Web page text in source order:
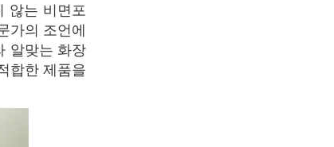
않는 비면포
가의 조언에
알맞는 화장
합한 제품을